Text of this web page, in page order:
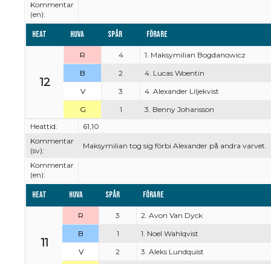
Kommentar
(en):
Heat Huva Spår Förare
12
R 4
1. Maksymilian Bogdanowicz
B
2
4. Lucas Woentin
V
3
4. Alexander Liljekvist
G
1
3. Benny Johansson
Heattid:
61,10
Kommentar
(sv):
Maksymilian tog sig förbi Alexander på andra varvet.
Kommentar
(en):
Heat Huva Spår Förare
11
R 3
2. Avon Van Dyck
B
1
1. Noel Wahlqvist
V
2
3. Aleks Lundquist